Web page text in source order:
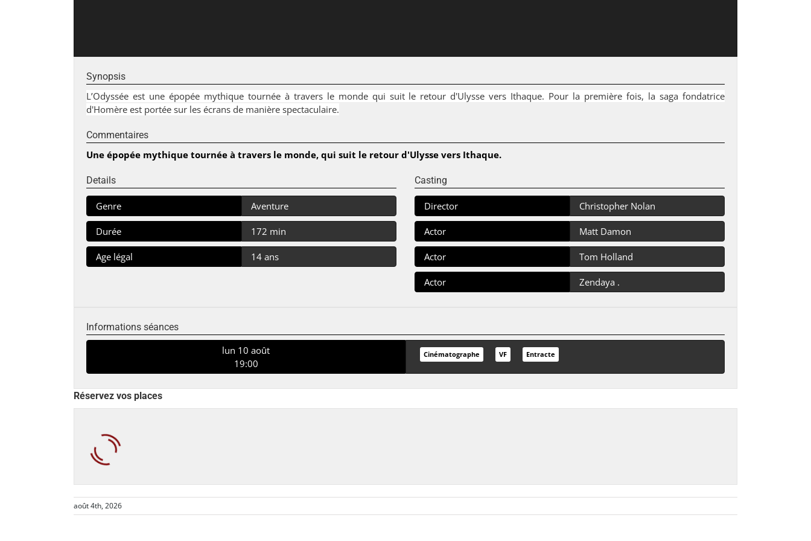
Synopsis
L’Odyssée est une épopée mythique tournée à travers le monde qui suit le retour d'Ulysse vers Ithaque. Pour la première fois, la saga fondatrice
d'Homère est portée sur les écrans de manière spectaculaire.
Commentaires
Une épopée mythique tournée à travers le monde, qui suit le retour d'Ulysse vers Ithaque.
Details
Genre Aventure
Durée 172 min
Age légal 14 ans
Casting
Director Christopher Nolan
Actor Matt Damon
Actor Tom Holland
Actor Zendaya .
Informations séances
lun 10 août
19:00
Cinématographe VF Entracte
Réservez vos places
août 4th, 2026